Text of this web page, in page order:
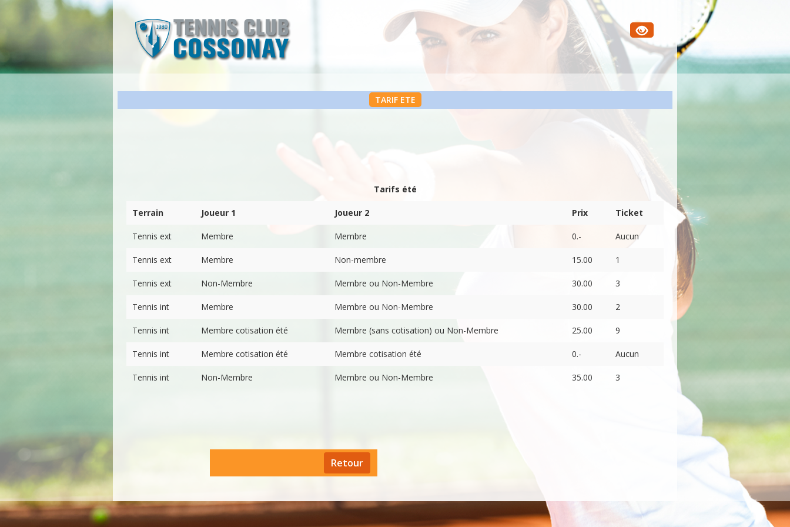
TARIF ETE
Tarifs été
Terrain Joueur 1 Joueur 2 Prix Ticket
Tennis ext Membre Membre 0.- Aucun
Tennis ext Membre Non-membre 15.00 1
Tennis ext Non-Membre Membre ou Non-Membre 30.00 3
Tennis int Membre Membre ou Non-Membre 30.00 2
Tennis int Membre cotisation été Membre (sans cotisation) ou Non-Membre 25.00 9
Tennis int Membre cotisation été Membre cotisation été 0.- Aucun
Tennis int Non-Membre Membre ou Non-Membre 35.00 3
Retour